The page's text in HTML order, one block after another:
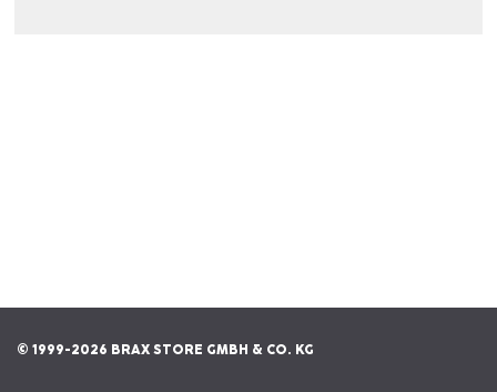
© 1999-2026 BRAX STORE GMBH & CO. KG